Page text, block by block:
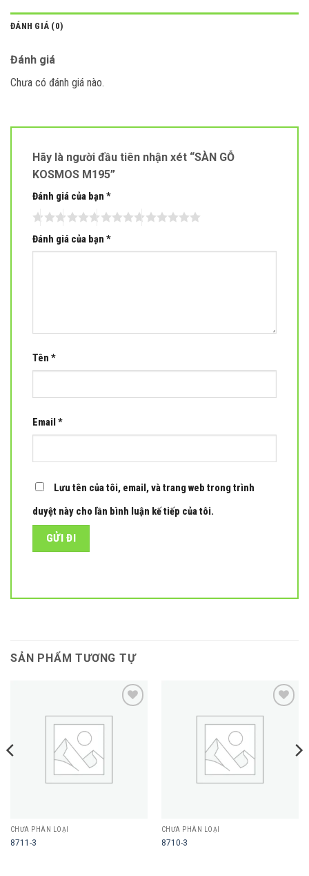
ĐÁNH GIÁ (0)
Đánh giá
Chưa có đánh giá nào.
Hãy là người đầu tiên nhận xét “SÀN GỖ
KOSMOS M195”
Đánh giá của bạn *
Đánh giá của bạn *
Tên *
Email *
Lưu tên của tôi, email, và trang web trong trình
duyệt này cho lần bình luận kế tiếp của tôi.
SẢN PHẨM TƯƠNG TỰ
CHƯA PHÂN LOẠI
8711-3
CHƯA PHÂN LOẠI
8710-3